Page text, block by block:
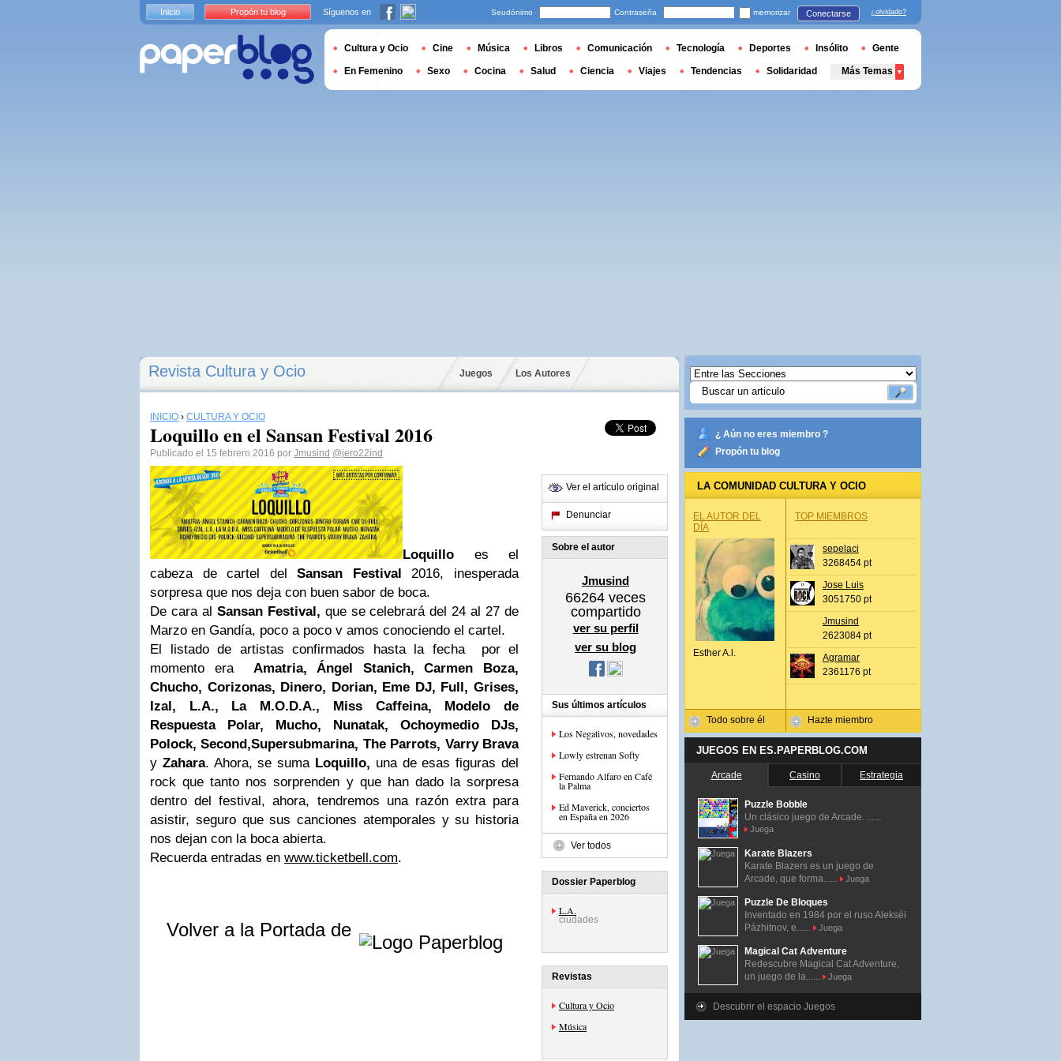
Revista Cultura y Ocio Juegos Los Autores
INICIO › CULTURA Y OCIO
Loquillo en el Sansan Festival 2016
Publicado el 15 febrero 2016 por Jmusind @jero22ind
Loquillo es el
cabeza de cartel delSansan Festival2016, inesperada
sorpresa que nos deja con buen sabor de boca.
De cara al Sansan Festival, que se celebrará del 24 al 27 de
Marzo en Gandía, poco a poco v amos conociendo el cartel.
El listado de artistas confirmados hasta la fecha por el
momento era
Amatria, Ángel Stanich, Carmen Boza,
Chucho, Corizonas, Dinero, Dorian, Eme DJ, Full, Grises,
Izal, L.A., La M.O.D.A., Miss Caffeina, Modelo de
Respuesta Polar, Mucho, Nunatak, Ochoymedio DJs,
Polock, Second,Supersubmarina, The Parrots, Varry Brava
y Zahara. Ahora, se suma Loquillo, una de esas figuras del
rock que tanto nos sorprenden y que han dado la sorpresa
dentro del festival, ahora, tendremos una razón extra para
asistir, seguro que sus canciones atemporales y su historia
nos dejan con la boca abierta.
Recuerda entradas en www.ticketbell.com.
Volver a la Portada de
Ver el artículo original
Denunciar
Sobre el autor
Jmusind
66264 veces
compartido
ver su perfil
ver su blog
Sus últimos artículos
Los Negativos, novedades
Lowly estrenan Softy
Fernando Alfaro en Café
la Palma
Ed Maverick, conciertos
en España en 2026
Ver todos
Dossier Paperblog
L.A.
ciudades
Revistas
Cultura y Ocio
Música
¿ Aún no eres miembro ?
Propón tu blog
LA COMUNIDAD CULTURA Y OCIO
EL AUTOR DEL
DÍA
Esther A.l.
Todo sobre él
TOP MIEMBROS
sepelaci
3268454 pt
Jose Luis
3051750 pt
Jmusind
2623084 pt
Agramar
2361176 pt
Hazte miembro
JUEGOS EN ES.PAPERBLOG.COM
Arcade Casino Estrategia
Puzzle Bobble
Un clásico juego de Arcade. ......
Juega
Karate Blazers
Karate Blazers es un juego de
Arcade, que forma......
Juega
Puzzle De Bloques
Inventado en 1984 por el ruso Alekséi
Pázhitnov, e......
Juega
Magical Cat Adventure
Redescubre Magical Cat Adventure,
un juego de la......
Juega
Descubrir el espacio Juegos
Inicio Propón tu blog Síguenos en Seudónimo Contraseña memorizar Conectarse ¿olvidado?
Cultura y Ocio Cine Música Libros Comunicación Tecnología Deportes Insólito Gente
En Femenino Sexo Cocina Salud Ciencia Viajes Tendencias Solidaridad Más Temas